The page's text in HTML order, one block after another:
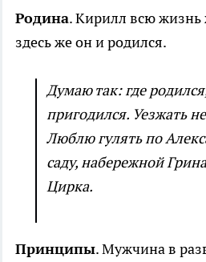
Родина. Кирилл всю жизнь
здесь же он и родился.
Думаю так: где
пригодился. Уезжать
Люблю гулять по
саду, набережной
Цирка.
Принципы. Мужчина в